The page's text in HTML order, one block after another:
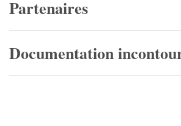
Partenaires
Documentation